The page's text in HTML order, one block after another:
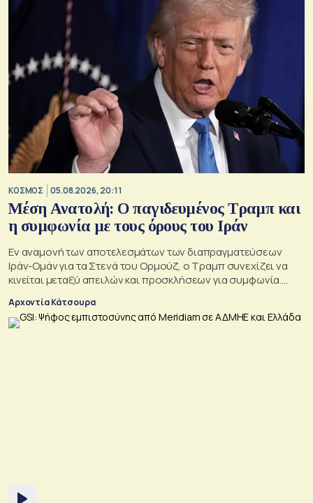
ΚΟΣΜΟΣ 05.08.2026, 20:11
Μέση Ανατολή: Ο παγιδευμένος Τραμπ και
η συμφωνία με τους όρους του Ιράν
Εν αναμονή των αποτελεσμάτων των διαπραγματεύσεων
Ιράν-Ομάν για τα Στενά του Ορμούζ, ο Τραμπ συνεχίζει να
κινείται μεταξύ απειλών και προσκλήσεων για συμφωνία.
Αλλά αυτό που θέλει είναι μακριά από αυτά που συζητούν
Μουσκάτ και Τεχεράνη.
Αρχοντία Κάτσουρα